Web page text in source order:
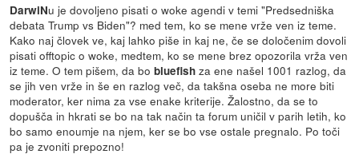
DarwiNu je dovoljeno pisati o woke agendi v temi "Predsedniška
debata Trump vs Biden"? med tem, ko se mene vrže ven iz teme.
Kako naj človek ve, kaj lahko piše in kaj ne, če se določenim dovoli
pisati offtopic o woke, medtem, ko se mene brez opozorila vrža ven
iz teme. O tem pišem, da bobluefishza ene našel 1001 razlog, da
se jih ven vrže in še en razlog več, da takšna oseba ne more biti
moderator, ker nima za vse enake kriterije. Žalostno, da se to
dopušča in hkrati se bo na tak način ta forum uničil v parih letih, ko
bo samo enoumje na njem, ker se bo vse ostale pregnalo. Po toči
pa je zvoniti prepozno!